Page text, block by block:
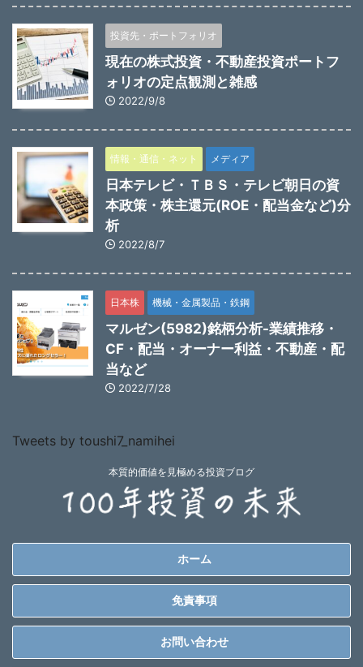
投資先・ポートフォリオ
現在の株式投資・不動産投資ポートフ
ォリオの定点観測と雑感
2022/9/8
情報・通信・ネット メディア
日本テレビ・ＴＢＳ・テレビ朝日の資
本政策・株主還元(ROE・配当金など)分
析
2022/8/7
日本株 機械・金属製品・鉄鋼
マルゼン(5982)銘柄分析-業績推移・
CF・配当・オーナー利益・不動産・配
当など
2022/7/28
Tweets by toushi7_namihei
本質的価値を見極める投資ブログ
ホーム
免責事項
お問い合わせ